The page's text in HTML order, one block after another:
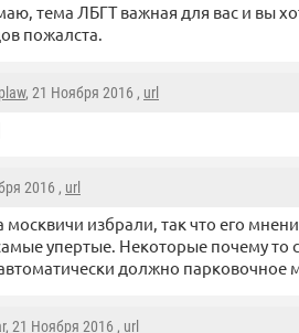
тема ЛБГТ важная для вас и вы
пожалста.
, 21 Ноября 2016 , url
2016 , url
москвичи избрали, так что его
упертые. Некоторые почему то
должно парковочное
, 21 Ноября 2016 , url